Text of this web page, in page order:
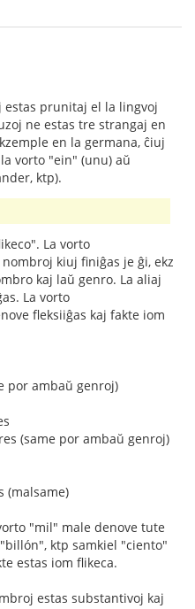
estas prunitaj el la lingvoj
ne estas tre strangaj en
en la germana, ĉiuj
vorto "ein" (unu) aŭ
ktp).
La vorto
kiuj finiĝas je ĝi, ekz
kaj laŭ genro. La aliaj
La vorto
fleksiiĝas kaj fakte iom
por ambaŭ genroj)
(same por ambaŭ genroj)
(malsame)
"mil" male denove tute
ktp samkiel "ciento"
estas iom flikeca.
estas substantivoj kaj